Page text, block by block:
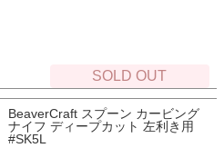
SOLD OUT
BeaverCraft スプーン カービング
ナイフ ディープカット 左利き用
#SK5L